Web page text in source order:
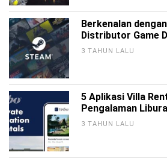
Berkenalan
Distributor Game
3 TAHUN LALU
5 Aplikasi Villa
Pengalaman
3 TAHUN LALU